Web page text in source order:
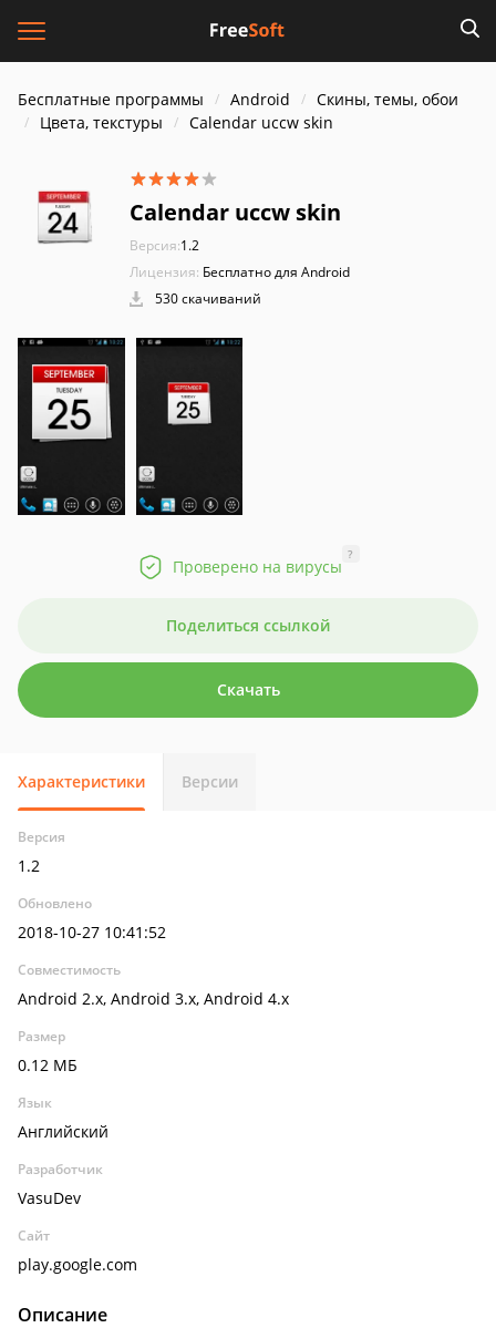
Бесплатные программы Android
Скины, темы, обои
Цвета, текстуры
Calendar uccw skin
Calendar uccw skin
Версия:1.2
Лицензия: Бесплатно для Android
530 скачиваний
Проверено на вирусы
?
Поделиться ссылкой
Скачать
Характеристики Версии
Версия
1.2
Обновлено
2018-10-27 10:41:52
Совместимость
Android 2.x, Android 3.x, Android 4.x
Размер
0.12 МБ
Язык
Английский
Разработчик
VasuDev
Сайт
play.google.com
Описание